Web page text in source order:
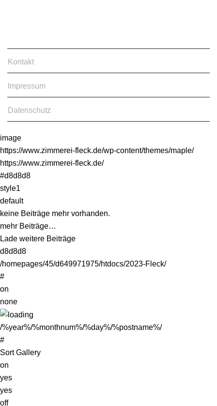
Kontakt
Impressum
Datenschutz
image
https://www.zimmerei-fleck.de/wp-content/themes/maple/
https://www.zimmerei-fleck.de/
#d8d8d8
style1
default
keine Beiträge mehr vorhanden.
mehr Beiträge…
Lade weitere Beiträge
d8d8d8
/homepages/45/d649971975/htdocs/2023-Fleck/
#
on
none
/%year%/%monthnum%/%day%/%postname%/
#
Sort Gallery
on
yes
yes
off